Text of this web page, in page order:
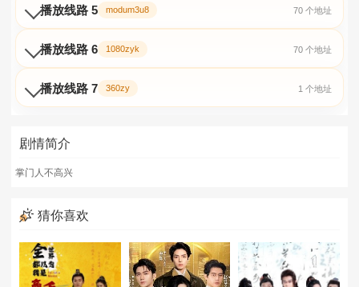
播放线路 5 modum3u8 70 个地址
播放线路 6 1080zyk 70 个地址
播放线路 7 360zy 1 个地址
剧情简介
掌门人不高兴
猜你喜欢